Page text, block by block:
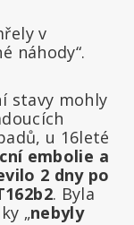
v
náhody“.
stavy mohly
u 16leté
embolie a
2 dny po
. Byla
„nebyly